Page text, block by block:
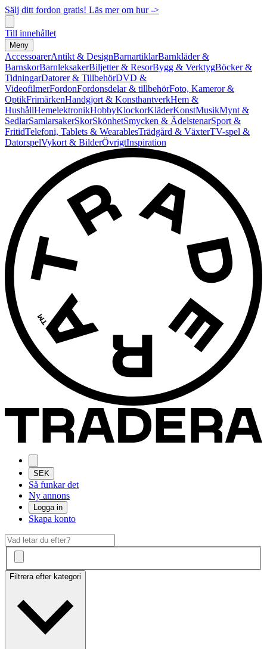
Sälj ditt fordon gratis! Läs mer om hur ->
Till innehållet
Meny
AccessoarerAntikt & DesignBarnartiklarBarnkläder &
BarnskorBarnleksakerBiljetter & ResorBygg & VerktygBöcker &
TidningarDatorer & TillbehörDVD &
VideofilmerFordonFordonsdelar & tillbehörFoto, Kameror &
OptikFrimärkenHandgjort & KonsthantverkHem &
HushållHemelektronikHobbyKlockorKläderKonstMusikMynt &
SedlarSamlarsakerSkorSkönhetSmycken & ÄdelstenarSport &
FritidTelefoni, Tablets & WearablesTrädgård & VäxterTV-spel &
DatorspelVykort & BilderÖvrigtInspiration
SEK
Så funkar det
Ny annons
Logga in
Skapa konto
Filtrera efter kategori